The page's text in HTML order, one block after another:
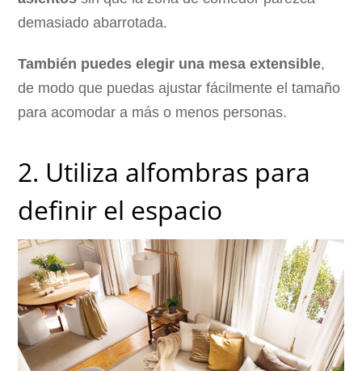
demasiado abarrotada.
También puedes elegir una mesa extensible,
de modo que puedas ajustar fácilmente el tamaño
para acomodar a más o menos personas.
2. Utiliza alfombras para
definir el espacio